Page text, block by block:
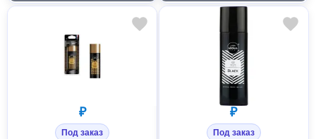
₽
Под заказ
₽
Под заказ